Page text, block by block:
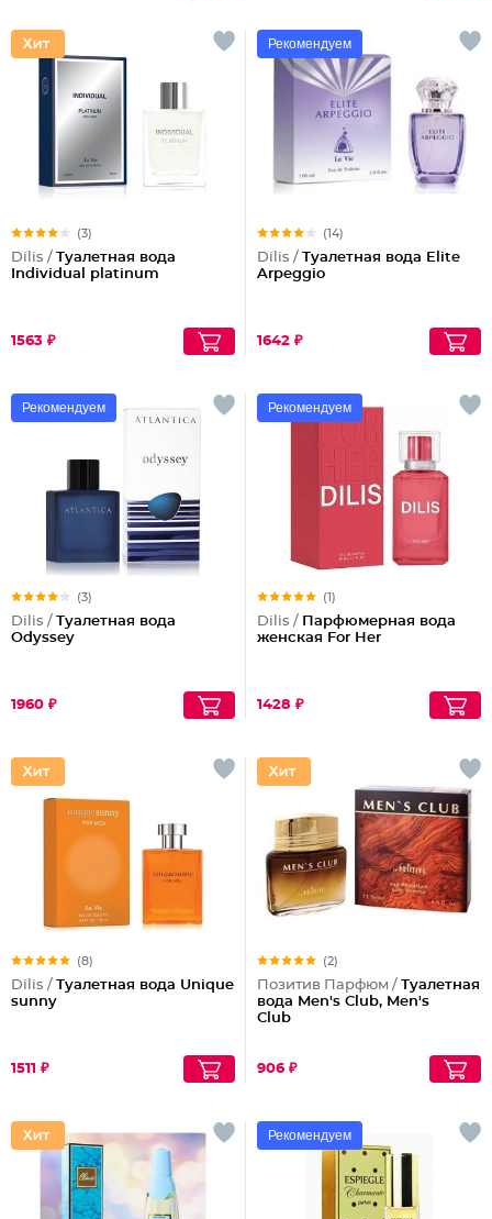
(3)
Dilis / Туалетная вода
Individual platinum
1563 ₽
Рекомендуем
(14)
Dilis / Туалетная вода Elite
Arpeggio
1642 ₽
Рекомендуем
(3)
Dilis / Туалетная вода
Odyssey
1960 ₽
Рекомендуем
(1)
Dilis / Парфюмерная вода
женская For Her
1428 ₽
(8)
Dilis / Туалетная вода Unique
sunny
1511 ₽
(2)
Позитив Парфюм / Туалетная
вода Men's Club, Men's
Club
906 ₽
Рекомендуем